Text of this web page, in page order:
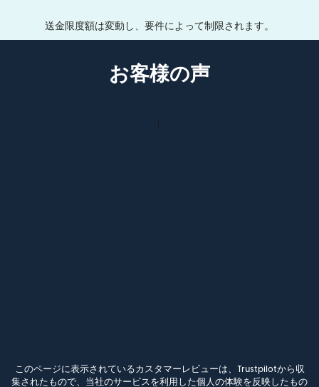
送金限度額は変動し、要件によって制限されます。
お客様の声
このページに表示されているカスタマーレビューは、Trustpilotから収
集されたもので、当社のサービスを利用した個人の体験を反映したもの